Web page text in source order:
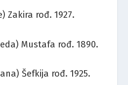
Zakira rođ. 1927.
Mustafa rođ. 1890.
Šefkija rođ. 1925.